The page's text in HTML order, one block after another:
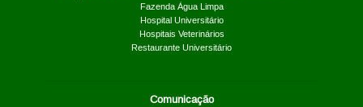
Fazenda Água Limpa
Hospital Universitário
Hospitais Veterinários
Restaurante Universitário
Comunicação